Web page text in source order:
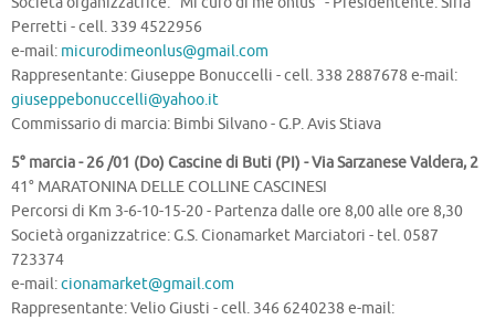
Perretti - cell. 339 4522956
e-mail: micurodimeonlus@gmail.com
Rappresentante: Giuseppe Bonuccelli - cell. 338 2887678 e-mail:
giuseppebonuccelli@yahoo.it
Commissario di marcia: Bimbi Silvano - G.P. Avis Stiava
5° marcia - 26 /01 (Do) Cascine di Buti (PI) - Via Sarzanese Valdera, 2
41° MARATONINA DELLE COLLINE CASCINESI
Percorsi di Km 3-6-10-15-20 - Partenza dalle ore 8,00 alle ore 8,30
Società organizzatrice: G.S. Cionamarket Marciatori - tel. 0587
723374
e-mail:cionamarket@gmail.com
Rappresentante: Velio Giusti - cell. 346 6240238 e-mail: